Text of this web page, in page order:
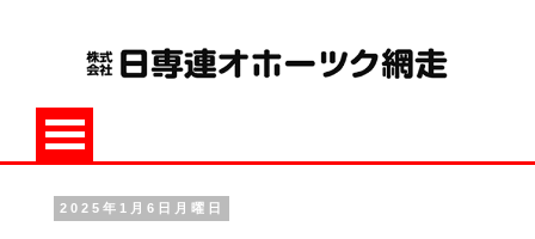
2025年1月6日月曜日